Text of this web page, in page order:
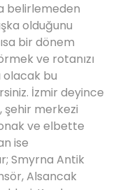
belirlemeden
olduğunu
bir dönem
ve rotanızı
olacak bu
İzmir deyince
şehir merkezi
ve elbette
ise
Smyrna Antik
Alsancak